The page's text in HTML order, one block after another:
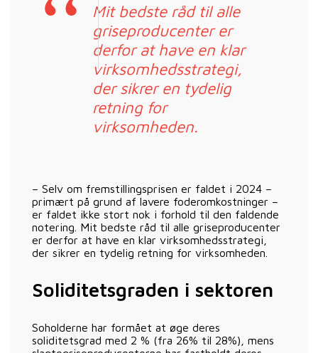
Mit bedste råd til alle
griseproducenter er
derfor at have en klar
virksomhedsstrategi,
der sikrer en tydelig
retning for
virksomheden.
– Selv om fremstillingsprisen er faldet i 2024 –
primært på grund af lavere foderomkostninger –
er faldet ikke stort nok i forhold til den faldende
notering. Mit bedste råd til alle griseproducenter
er derfor at have en klar virksomhedsstrategi,
der sikrer en tydelig retning for virksomheden.
Soliditetsgraden i sektoren
Soholderne har formået at øge deres
soliditetsgrad med 2 % (fra 26% til 28%), mens